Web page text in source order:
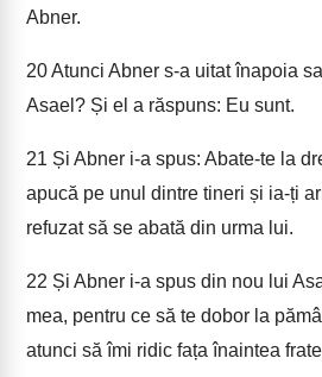
Abner.
20Atunci Abner s-a uitat înapoia
Asael? Și el a răspuns: Eu sunt.
21 Și Abner i-a spus: Abate-te la
apucă pe unul dintre tineri și ia-ți
refuzat să se abată din urma lui.
22 Și Abner i-a spus din nou lui
mea, pentru ce să te dobor la
atunci să îmi ridic fața înaintea